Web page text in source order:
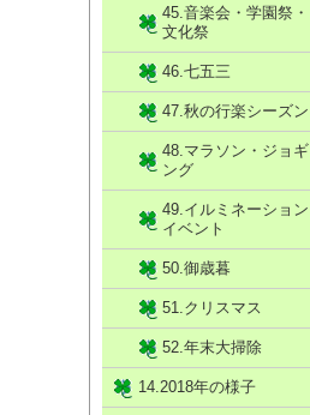
45.音楽会・学園祭・
文化祭
46.七五三
47.秋の行楽シーズン
48.マラソン・ジョギ
ング
49.イルミネーション
イベント
50.御歳暮
51.クリスマス
52.年末大掃除
14.2018年の様子